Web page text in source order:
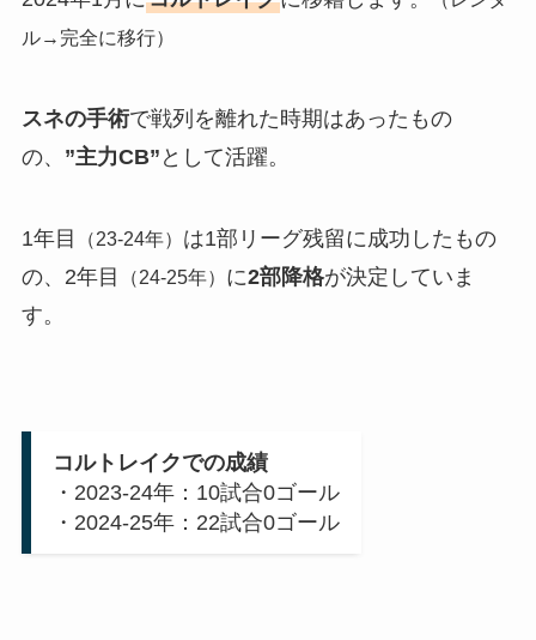
ル→完全に移行）
スネの手術で戦列を離れた時期はあったもの
の、 ”主力CB” として活躍。
1年目 （23-24年） は1部リーグ残留に成功したもの
の、2年目
（24-25年） に2部降格が決定していま
す。
コルトレイクでの成績
・2023-24年：10試合0ゴール
・2024-25年：22試合0ゴール